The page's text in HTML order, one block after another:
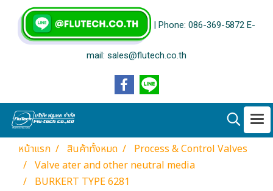
| Phone: 086-369-5872 E-
mail: sales@flutech.co.th
หน้าแรก สินค้าทั้งหมด
Process & Control Valves
Valve ater and other neutral media
BURKERT TYPE 6281